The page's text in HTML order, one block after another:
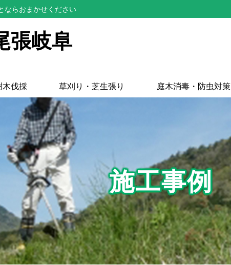
ならおまかせください
張岐阜
木伐採 草刈り・芝生張り 庭木消毒・防虫対策
施工事例